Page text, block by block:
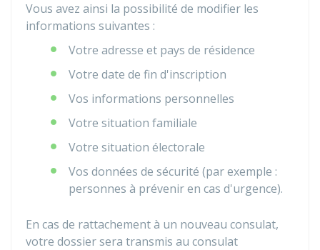
Vous avez ainsi la possibilité de modifier les
informations suivantes :
Votre adresse et pays de résidence
Votre date de fin d'inscription
Vos informations personnelles
Votre situation familiale
Votre situation électorale
Vos données de sécurité (par exemple :
personnes à prévenir en cas d'urgence).
En cas de rattachement à un nouveau consulat,
votre dossier sera transmis au consulat